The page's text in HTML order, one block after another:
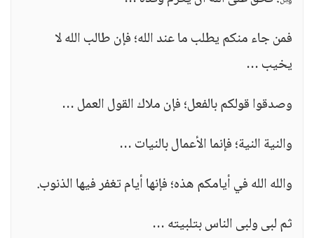
فمن جاء منكم يطلب ما عند الله؛ فإن طالب الله لا
يخيب …
وصدقوا قولكم بالفعل؛ فإن ملاك القول العمل …
والنية النية؛ فإنما الأعمال بالنيات …
والله الله في أيامكم هذه؛ فإنها أيام تغفر فيها الذنوب.
ثم لبى ولبى الناس بتلبيته …